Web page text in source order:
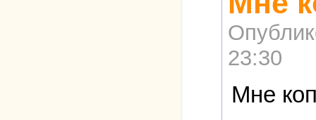
23:30
Мне